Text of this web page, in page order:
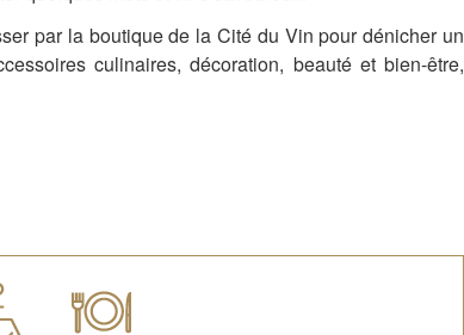
par la boutique de la Cité du Vin pour dénicher un
culinaires, décoration, beauté et bien-être,